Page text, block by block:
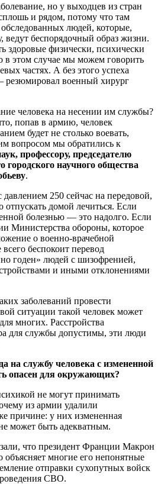
но у выходцев из стран
и рядом, потому что там
людей, которые,
ведут беспорядочный образ жизни.
физически, психически
в этом случае мы можем говорить
частях. А без этого успеха
резюмировал военный хирург
человека на несении им службы?
попав в армию, человек
будет не столько воевать,
вопросом мы обратились к
профессору, председателю
городского научного общества
.
250 сейчас на передовой,
отпускать домой лечиться. Если
болезнью — это надолго. Если
Министерства обороны, которое
о военно-врачебной
беспокоит перевод
годен» людей с шизофренией,
и иными отклонениями
заболеваний провести
ситуации такой человек может
многих. Расстройства
для службы допустимы, эти люди
на службу человека с измененной
опасен для окружающих?
не могут принимать
из армии удалили
причине: у них измененная
может быть адекватным.
что президент Франции Макрон
многие его непонятные
отправки сухопутных войск
СВО.